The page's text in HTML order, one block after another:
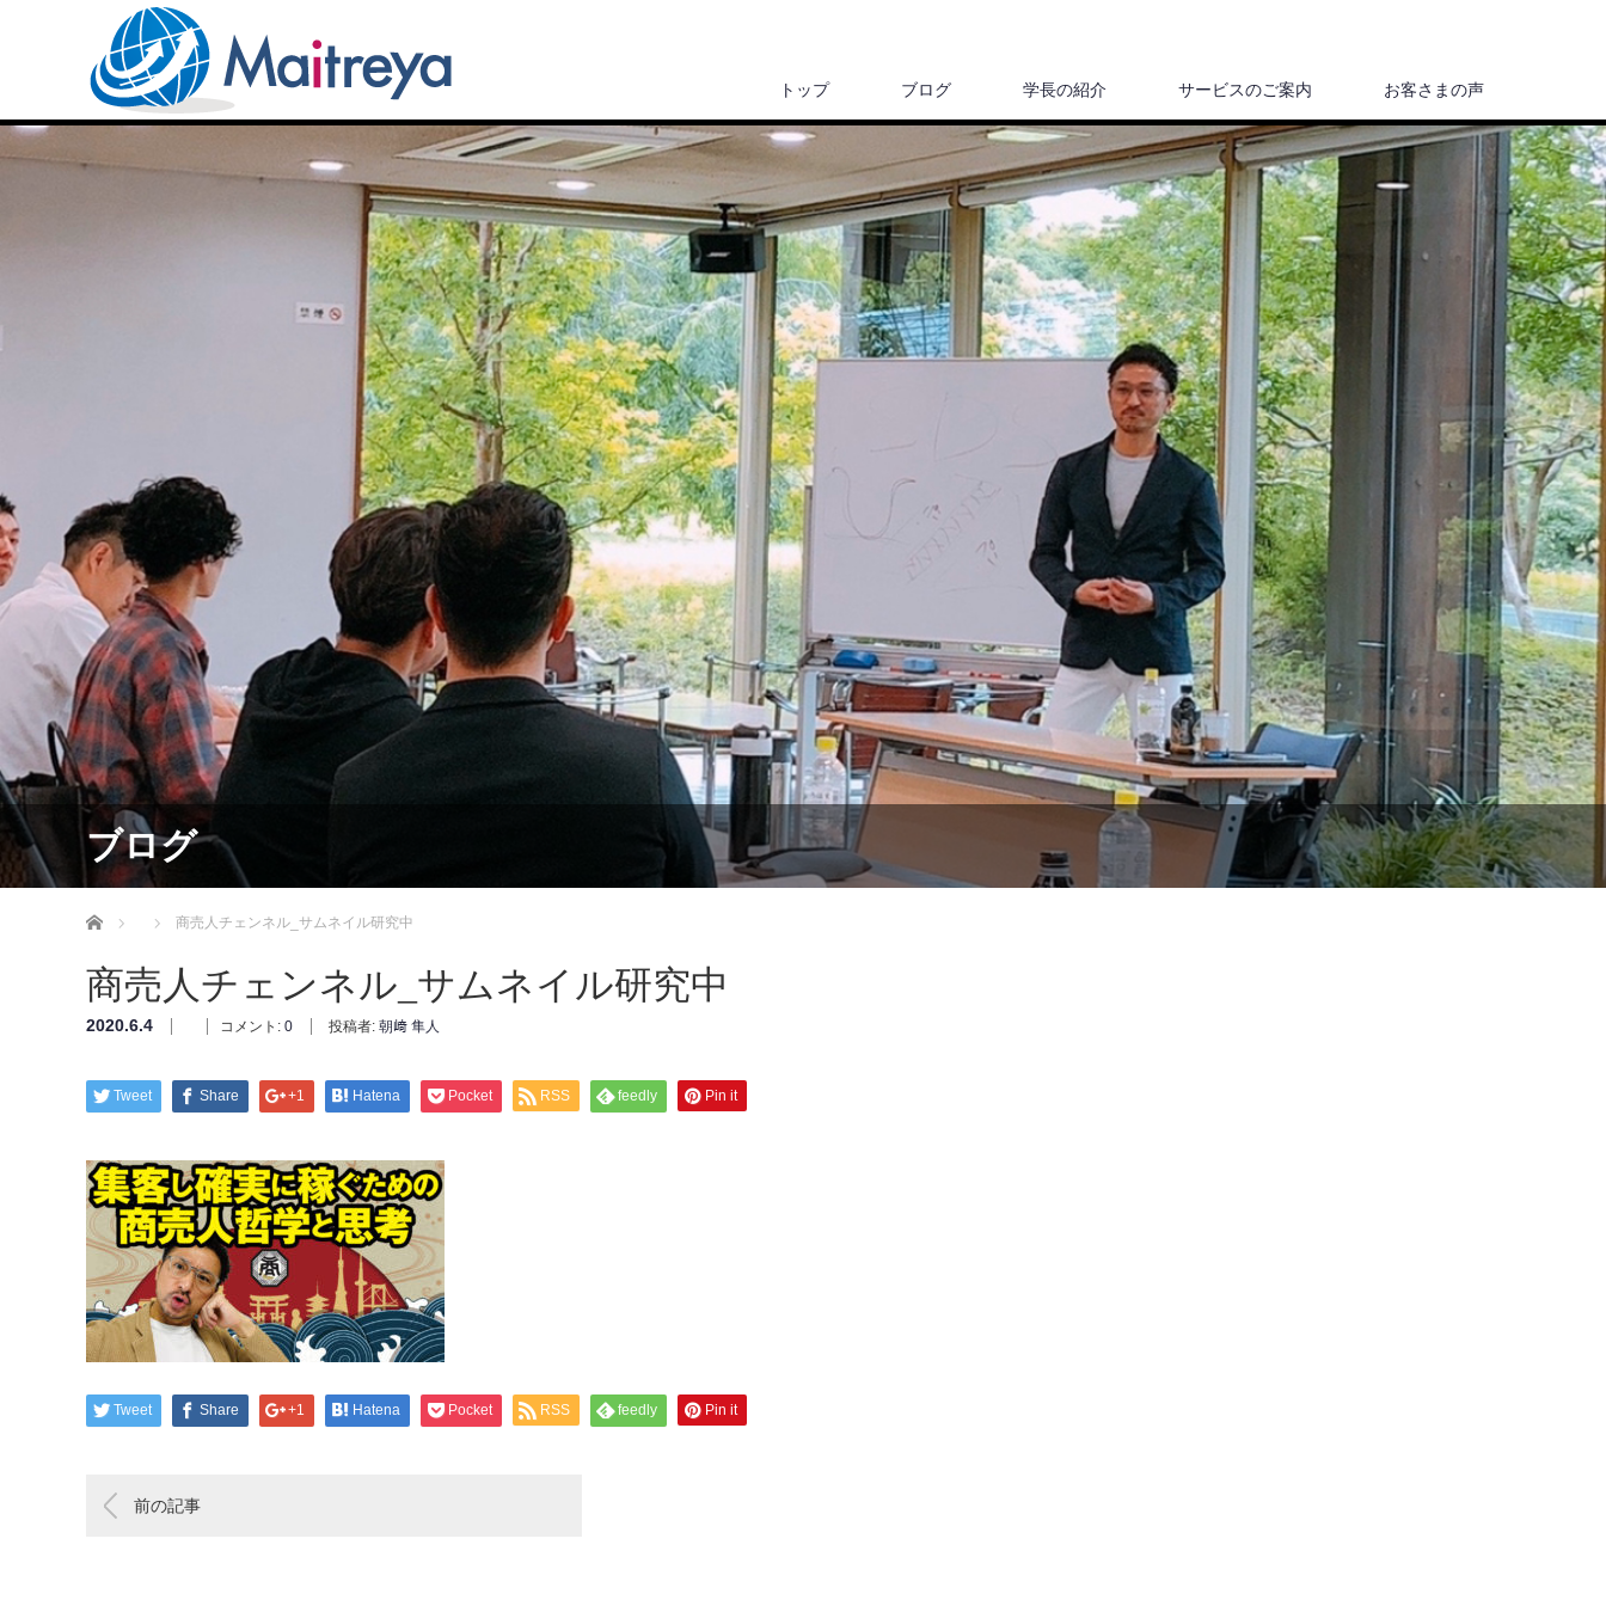
トップ ブログ 学長の紹介 サービスのご案内 お客さまの声
ブログ
ホーム 商売人チェンネル_サムネイル研究中
商売人チェンネル_サムネイル研究中
2020.6.4 コメント: 0 投稿者: 朝﨑 隼人
Tweet Share +1 Hatena Pocket RSS feedly Pin it
Tweet Share +1 Hatena Pocket RSS feedly Pin it
前の記事